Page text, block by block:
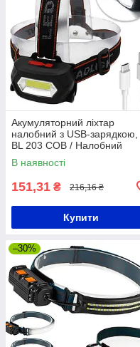
Акумуляторний ліхтар
налобний з USB-зарядкою,
BL 203 COB / Налобний
ліхтарик на голову з
акумулятором
В наявності
151,31 ₴ 216,16 ₴
Купити
–30%